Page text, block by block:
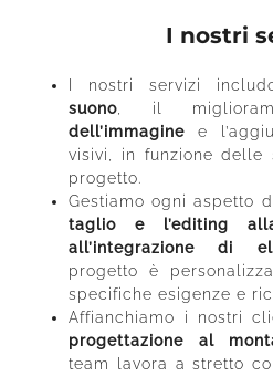
I nostri
I nostri servizi
suono, il
dell’immagine e
visivi, in funzione delle
progetto.
Gestiamo ogni aspetto
taglio e l’editing
all’integrazione di
progetto è
specifiche esigenze e
Affianchiamo i nostri
progettazione al
team lavora a stretto